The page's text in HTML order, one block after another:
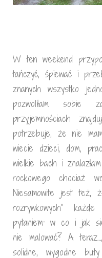
W ten weekend
tańczyć, śpiewać i
znanych wszystko
pozwoliłam sobie
przyjemnościach
potrzebuje, że nie
wiecie dzieci, dom,
wielkie bach i
rockowego chociaż
Niesamowite jest też,
rozrywkowych”
pytaniem: w co i jak
nie malować? A
solidne, wygodne